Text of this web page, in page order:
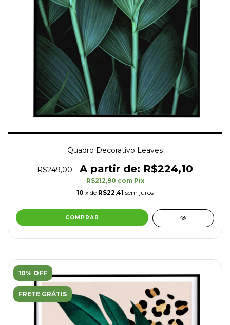
Quadro Decorativo Leaves
R$249,00 R$224,10
R$212,90 com Pix
10 x de R$22,41 sem juros
COMPRAR
10% OFF
FRETE GRÁTIS